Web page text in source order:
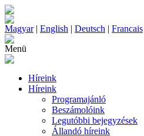
Magyar| English | Deutsch | Francais
Menü
Híreink
Híreink
Programajánló
Beszámolóink
Legutóbbi bejegyzések
Állandó híreink